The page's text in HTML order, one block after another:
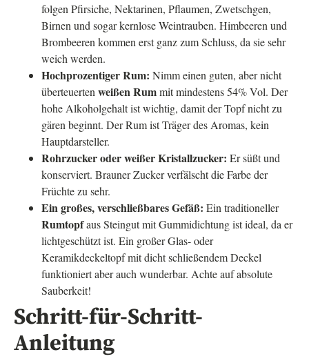
folgen Pfirsiche, Nektarinen, Pflaumen, Zwetschgen,
Birnen und sogar kernlose Weintrauben. Himbeeren und
Brombeeren kommen erst ganz zum Schluss, da sie sehr
weich werden.
Hochprozentiger Rum: Nimm einen guten, aber nicht
überteuerten weißen Rummit mindestens 54% Vol. Der
hohe Alkoholgehalt ist wichtig, damit der Topf nicht zu
gären beginnt. Der Rum ist Träger des Aromas, kein
Hauptdarsteller.
Rohrzucker oder weißer Kristallzucker: Er süßt und
konserviert. Brauner Zucker verfälscht die Farbe der
Früchte zu sehr.
Ein großes, verschließbares Gefäß: Ein traditioneller
Rumtopfaus Steingut mit Gummidichtung ist ideal, da er
lichtgeschützt ist. Ein großer Glas- oder
Keramikdeckeltopf mit dicht schließendem Deckel
funktioniert aber auch wunderbar. Achte auf absolute
Sauberkeit!
Schritt-für-Schritt-
Anleitung